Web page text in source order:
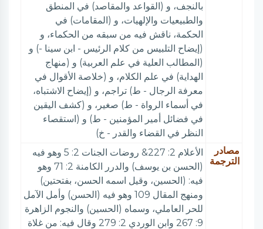
بالنجف، و (القواعد والمقاصد) في المنطق
والطبيعيات والإلهيات، و (المقامات) في
الحكمة، ناقش فيه من سبقه من الحكماء، و
(إيضاح التلبيس من كلام الرئيس - ابن سينا -) و
(المطالب العلية في علم العربية) و (منهاج
الهداية) في علم الكلام، و (خلاصة الأقوال في
معرفة الرجال - ط) تراجم، و (إيضاح الاشتباه،
في أسماء الرواة - ط) صغير، و (كشف اليقين
في فضائل أمير المؤمنين - ط) و (استقصاء
النظر في القضاء والقدر - خ)
مصادر
الترجمة
الأعلام 2: 227& روضات الجنات 2: 5 وهو فيه
(الحسن بن يوسف) والدرر الكامنة 2: 71 وهو
فيه: (الحسين، وقيل اسمه الحسن، بفتحتين)
ومنهج المقال 109 وهو فيه (الحسن) وأمل الآمل
للحر العاملي، وسماه (الحسين) والنجوم الزاهرة
9: 267 وابن الوردي 2: 279 وقال فيه: من غلاة